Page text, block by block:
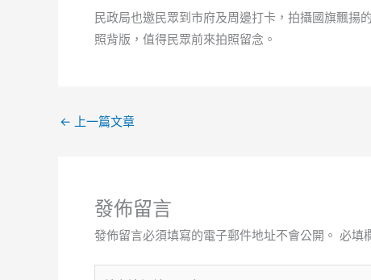
民政局也邀民眾到市府及周邊打卡，拍攝國旗飄揚
照背版，值得民眾前來拍照留念。
← 上一篇文章
發佈留言
發佈留言必須填寫的電子郵件地址不會公開。 必填